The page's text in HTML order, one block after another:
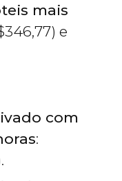
mais
346,77) e
com
: